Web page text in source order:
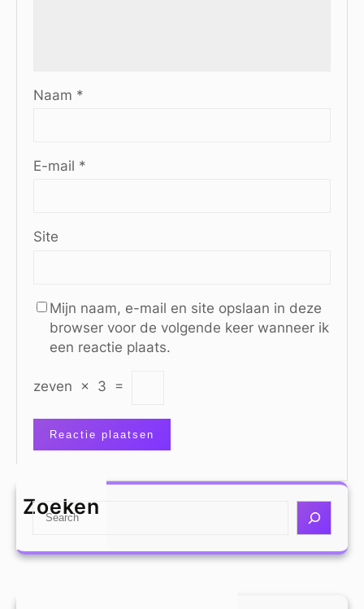
Naam *
E-mail *
Site
Mijn naam, e-mail en site opslaan in deze
browser voor de volgende keer wanneer ik
een reactie plaats.
zeven × 3 =
Zoeken
S
a